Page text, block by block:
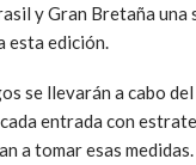
y Gran Bretaña
esta edición.
se llevarán a cabo
entrada con
a tomar esas